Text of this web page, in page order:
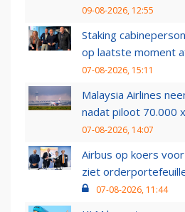
09-08-2026, 12:55
Staking
op laatste moment
07-08-2026, 15:11
Malaysia Airlines
nadat piloot 70.000
07-08-2026, 14:07
Airbus op koers
ziet
07-08-2026, 11:44